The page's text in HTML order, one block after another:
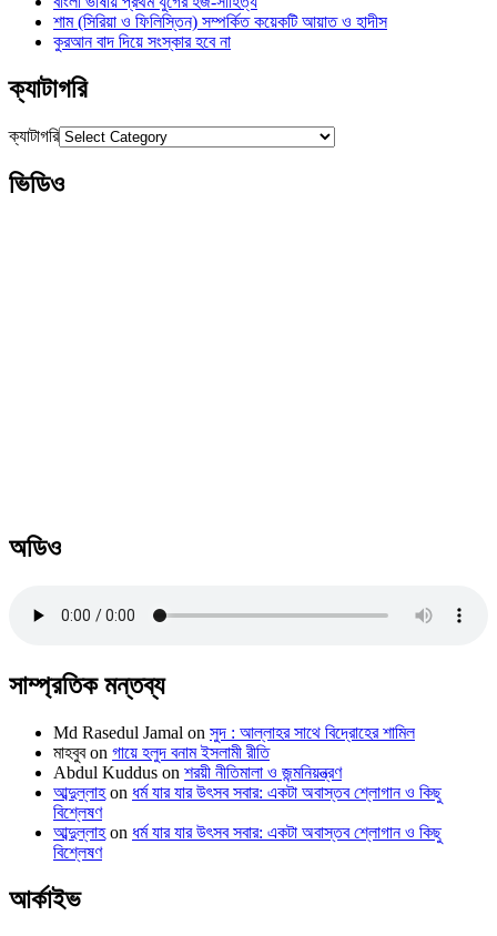
শাম (সিরিয়া ও ফিলিস্তিন) সম্পর্কিত কয়েকটি আয়াত ও হাদীস
কুরআন বাদ দিয়ে সংস্কার হবে না
ক্যাটাগরি
ক্যাটাগরি
ভিডিও
অডিও
সাম্প্রতিক মন্তব্য
Md Rasedul Jamal on সুদ : আল্লাহর সাথে বিদ্রোহের শামিল
মাহবুবon গায়ে হলুদ বনাম ইসলামী রীতি
Abdul Kuddus on শরয়ী নীতিমালা ও জন্মনিয়ন্ত্রণ
আব্দুল্লাহon ধর্ম যার যার উৎসব সবার: একটা অবাস্তব শ্লোগান ও কিছু
বিশ্লেষণ
আব্দুল্লাহon ধর্ম যার যার উৎসব সবার: একটা অবাস্তব শ্লোগান ও কিছু
বিশ্লেষণ
আর্কাইভ